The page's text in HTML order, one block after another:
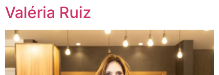
Valéria Ruiz